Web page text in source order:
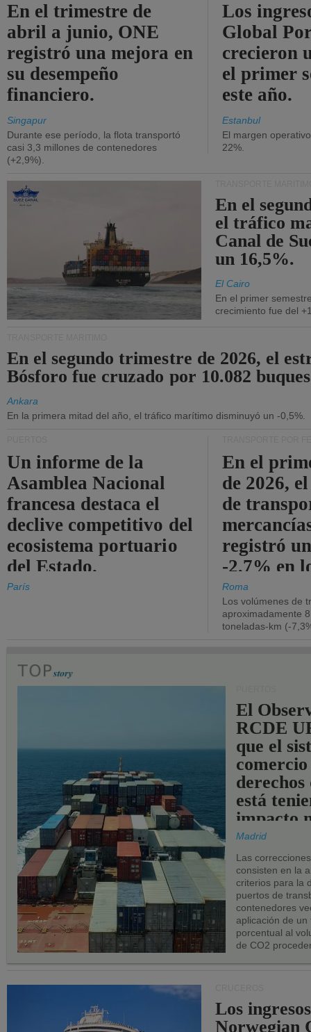
En el trimestre de
abril a junio, ONE
registró una mejora en
su desempeño
financiero.
Singapur
Durante ese período, la flota transportó
casi 3,3 millones de contenedores
(+2,9%).
Los
Global
crecieron
el primer
este año.
Estanbul
El margen
22%.
En el
el tráfico
Canal de
un 16,5%.
El Cairo
En el primer
crecimiento fue del
En el segundo trimestre de 2026, el
Bósforo fue cruzado por 10.082
Ankara
En la primera mitad del año, el tráfico marítimo disminuyó un -0,5%.
Un informe de la
Asamblea Nacional
francesa destaca el
declive competitivo del
ecosistema portuario
del Estado.
París
En el
de 2026,
de
registró
-2,7% en
Roma
Los volúmenes de
aproximadamente
toneladas-km (-
El
RCDE
que el
comercio
derechos
está
impacto
los
UE.
Madrid
Las
consisten en la
criterios para la
puertos de
contenedores
aplicación de
porcentual al
de CO2
Los
Norwegian